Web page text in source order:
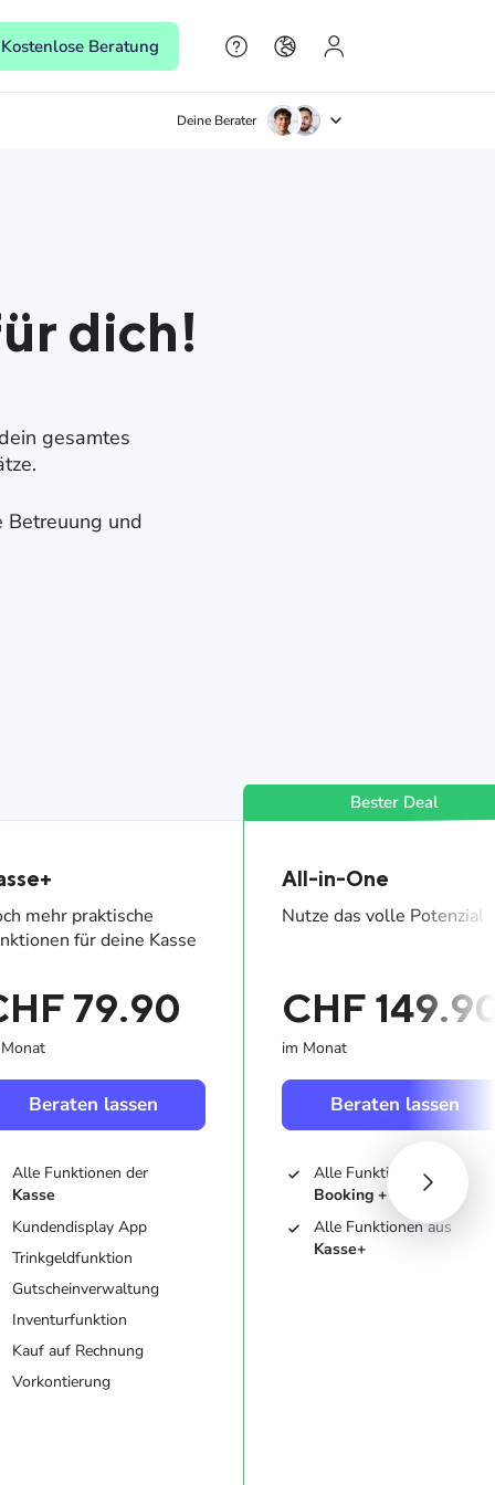
Kostenlose Beratung
Deine Berater
dich!
gesamtes
und
mehr praktische
für deine Kasse
79.90
Beraten lassen
Alle Funktionen der
Kasse
Kundendisplay App
Trinkgeldfunktion
Gutscheinverwaltung
Inventurfunktion
Kauf auf Rechnung
Vorkontierung
All-in-One
Nutze das volle Potenzial
CHF
im Monat
Beraten lassen
Alle Funktionen aus
Booking + Marketing
Alle Funktionen aus
Kasse+